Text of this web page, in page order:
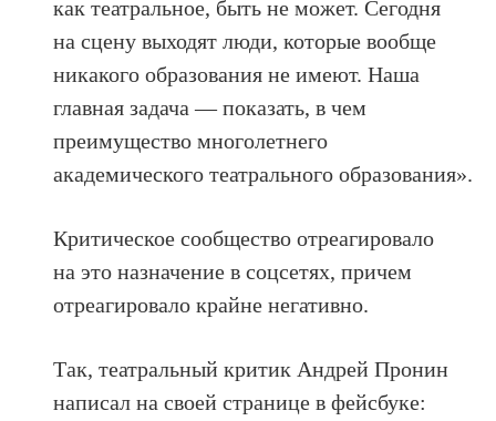
как театральное, быть не может. Сегодня
на сцену выходят люди, которые вообще
никакого образования не имеют. Наша
главная задача — показать, в чем
преимущество многолетнего
академического театрального образования».
Критическое сообщество отреагировало
на это назначение в соцсетях, причем
отреагировало крайне негативно.
Так, театральный критик Андрей Пронин
написал на своей странице в фейсбуке: